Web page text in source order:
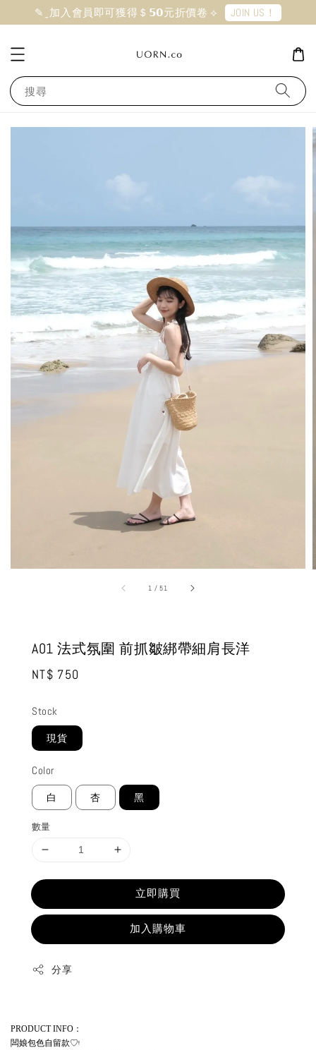
✎ ̼ 加入會員即可獲得＄𝟱𝟬元折價卷 ⟡ JOIN US！
搜尋
1 /51
A01 法式氛圍 前抓皺綁帶細肩長洋
Regular
NT$ 750
Stock
現貨
Color
白 杏 黑
數量
立即購買
加入購物車
分享
PRODUCT INFO ：
闆娘包色自留款♡ᵎ